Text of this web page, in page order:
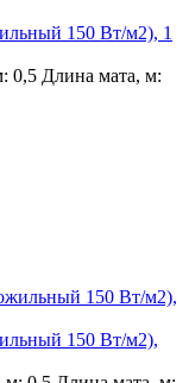
150 Вт/м2), 1
0,5 Длина мата, м:
150 Вт/м2),